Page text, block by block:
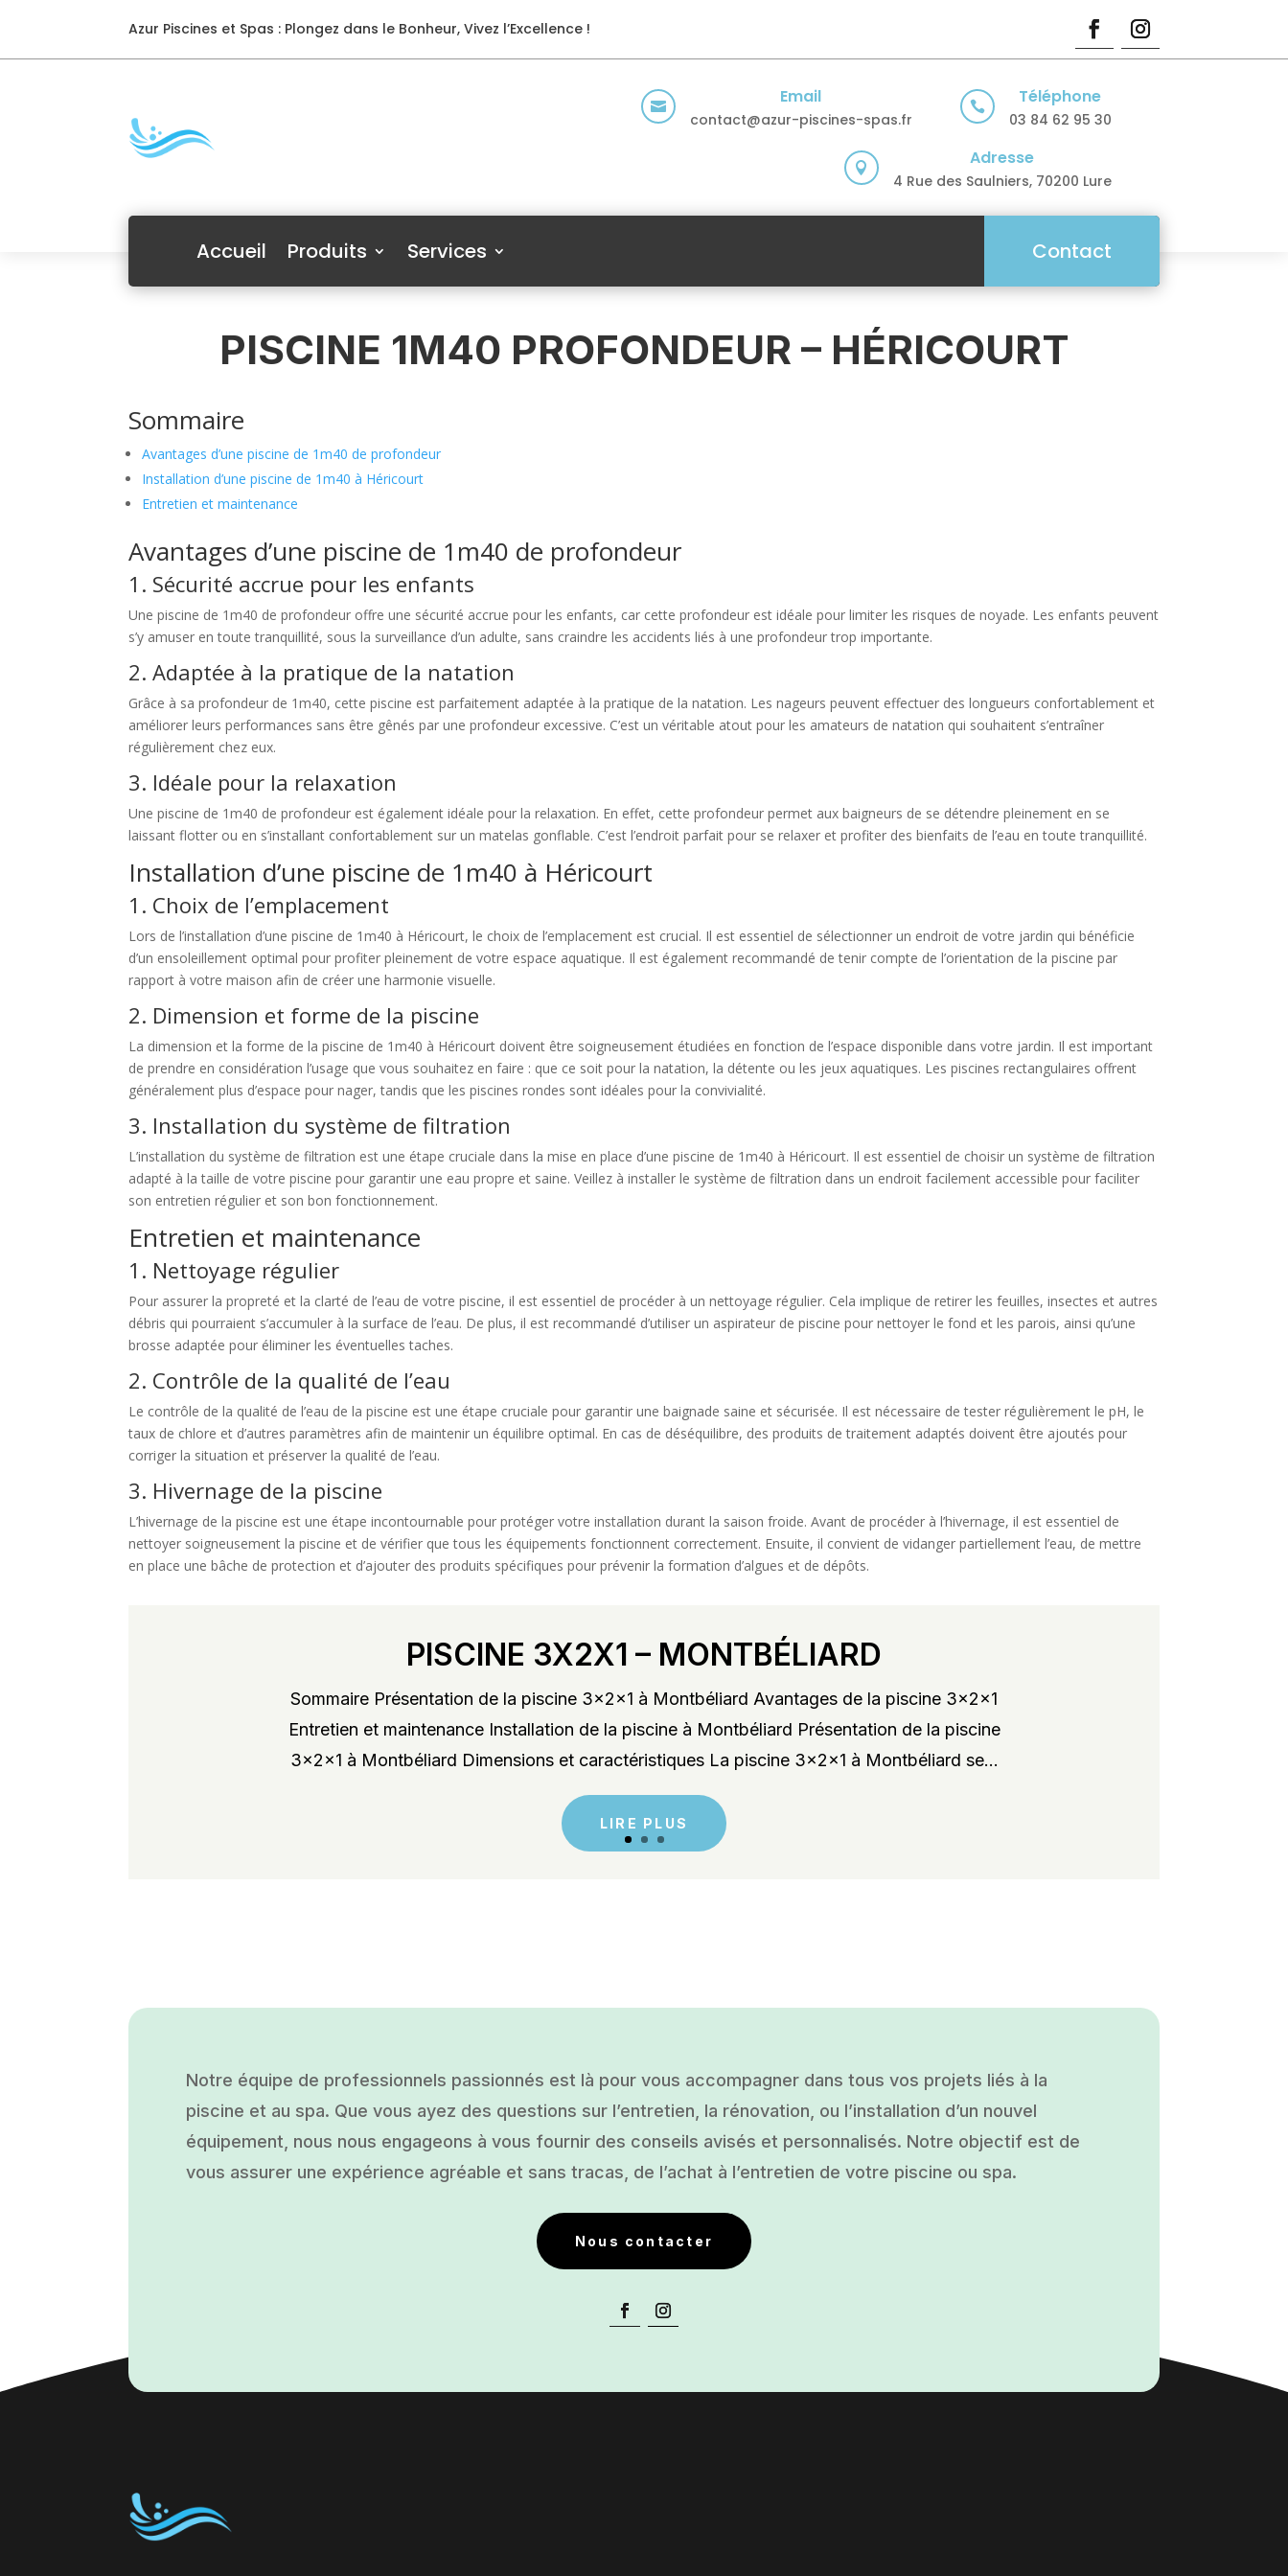
Azur Piscines et Spas : Plongez dans le Bonheur, Vivez l’Excellence !
 Email
contact@azur-piscines-spas.fr
 Téléphone
03 84 62 95 30
 Adresse
4 Rue des Saulniers, 70200 Lure
Accueil Produits Services Contact
PISCINE 1M40 PROFONDEUR – HÉRICOURT
Sommaire
Avantages d’une piscine de 1m40 de profondeur
Installation d’une piscine de 1m40 à Héricourt
Entretien et maintenance
Avantages d’une piscine de 1m40 de profondeur
1. Sécurité accrue pour les enfants
Une piscine de 1m40 de profondeur offre une sécurité accrue pour les enfants, car cette profondeur est idéale pour limiter les risques de noyade. Les enfants peuvent
s’y amuser en toute tranquillité, sous la surveillance d’un adulte, sans craindre les accidents liés à une profondeur trop importante.
2. Adaptée à la pratique de la natation
Grâce à sa profondeur de 1m40, cette piscine est parfaitement adaptée à la pratique de la natation. Les nageurs peuvent effectuer des longueurs confortablement et
améliorer leurs performances sans être gênés par une profondeur excessive. C’est un véritable atout pour les amateurs de natation qui souhaitent s’entraîner
régulièrement chez eux.
3. Idéale pour la relaxation
Une piscine de 1m40 de profondeur est également idéale pour la relaxation. En effet, cette profondeur permet aux baigneurs de se détendre pleinement en se
laissant flotter ou en s’installant confortablement sur un matelas gonflable. C’est l’endroit parfait pour se relaxer et profiter des bienfaits de l’eau en toute tranquillité.
Installation d’une piscine de 1m40 à Héricourt
1. Choix de l’emplacement
Lors de l’installation d’une piscine de 1m40 à Héricourt, le choix de l’emplacement est crucial. Il est essentiel de sélectionner un endroit de votre jardin qui bénéficie
d’un ensoleillement optimal pour profiter pleinement de votre espace aquatique. Il est également recommandé de tenir compte de l’orientation de la piscine par
rapport à votre maison afin de créer une harmonie visuelle.
2. Dimension et forme de la piscine
La dimension et la forme de la piscine de 1m40 à Héricourt doivent être soigneusement étudiées en fonction de l’espace disponible dans votre jardin. Il est important
de prendre en considération l’usage que vous souhaitez en faire : que ce soit pour la natation, la détente ou les jeux aquatiques. Les piscines rectangulaires offrent
généralement plus d’espace pour nager, tandis que les piscines rondes sont idéales pour la convivialité.
3. Installation du système de filtration
L’installation du système de filtration est une étape cruciale dans la mise en place d’une piscine de 1m40 à Héricourt. Il est essentiel de choisir un système de filtration
adapté à la taille de votre piscine pour garantir une eau propre et saine. Veillez à installer le système de filtration dans un endroit facilement accessible pour faciliter
son entretien régulier et son bon fonctionnement.
Entretien et maintenance
1. Nettoyage régulier
Pour assurer la propreté et la clarté de l’eau de votre piscine, il est essentiel de procéder à un nettoyage régulier. Cela implique de retirer les feuilles, insectes et autres
débris qui pourraient s’accumuler à la surface de l’eau. De plus, il est recommandé d’utiliser un aspirateur de piscine pour nettoyer le fond et les parois, ainsi qu’une
brosse adaptée pour éliminer les éventuelles taches.
2. Contrôle de la qualité de l’eau
Le contrôle de la qualité de l’eau de la piscine est une étape cruciale pour garantir une baignade saine et sécurisée. Il est nécessaire de tester régulièrement le pH, le
taux de chlore et d’autres paramètres afin de maintenir un équilibre optimal. En cas de déséquilibre, des produits de traitement adaptés doivent être ajoutés pour
corriger la situation et préserver la qualité de l’eau.
3. Hivernage de la piscine
L’hivernage de la piscine est une étape incontournable pour protéger votre installation durant la saison froide. Avant de procéder à l’hivernage, il est essentiel de
nettoyer soigneusement la piscine et de vérifier que tous les équipements fonctionnent correctement. Ensuite, il convient de vidanger partiellement l’eau, de mettre
en place une bâche de protection et d’ajouter des produits spécifiques pour prévenir la formation d’algues et de dépôts.
PISCINE 3X2X1 – MONTBÉLIARD
Sommaire Présentation de la piscine 3x2x1 à Montbéliard Avantages de la piscine 3x2x1
Entretien et maintenance Installation de la piscine à Montbéliard Présentation de la piscine
3x2x1 à Montbéliard Dimensions et caractéristiques La piscine 3x2x1 à Montbéliard se...
LIRE PLUS
Notre équipe de professionnels passionnés est là pour vous accompagner dans tous vos projets liés à la
piscine et au spa. Que vous ayez des questions sur l’entretien, la rénovation, ou l’installation d’un nouvel
équipement, nous nous engageons à vous fournir des conseils avisés et personnalisés. Notre objectif est de
vous assurer une expérience agréable et sans tracas, de l’achat à l’entretien de votre piscine ou spa.
Nous contacter